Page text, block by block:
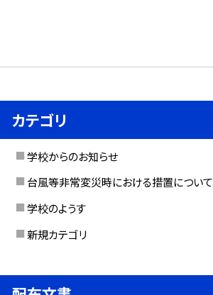
カテゴリ
学校からのお知らせ
台風等非常変災時における措置について
学校のようす
新規カテゴリ